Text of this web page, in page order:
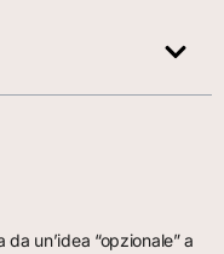
un’idea “opzionale” a